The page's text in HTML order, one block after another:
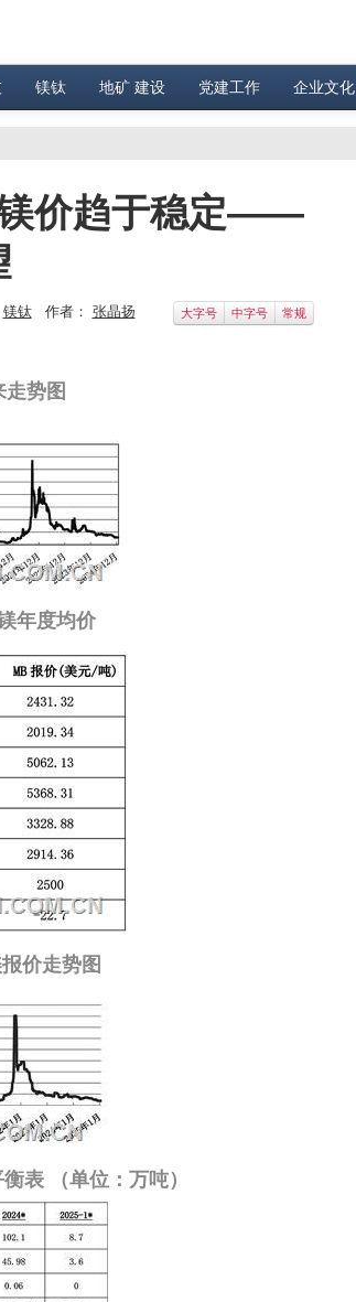
镁钛 地矿 建设 党建工作 企业文化
镁价趋于稳定——
镁钛作者： 张晶扬 大字号 中字号 常规
势图
年度均价
价走势图
表 （单位：万吨）